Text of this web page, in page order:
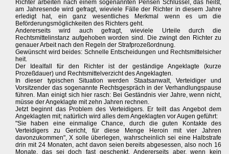
Richter arbeiten nach einem sogenannten Pensen Schlüssel, das heißt,
am Jahresende wird gefragt, wieviele Fälle der Richter in diesem Jahre
erledigt hat, ein ganz wesentliches Merkmal wenn es um die
Beförderungsmöglichkeiten des Richters geht.
Andererseits wird auch gefragt, wieviele Urteile durch die
Rechtsmittelinstanz aufgehoben worden sind. Die zwingt den Richter zu
genauer Arbeit nach den Regeln der Strafprozeßordnung.
Gewünscht wird beides: Schnelle Entscheidungen und Rechtsmittelsicher
heit.
Der Idealfall für den Richter ist der geständige Angeklagte (kurze
Prozeßdauer) und Rechtsmittelverzicht des Angeklagten.
In dieser typischen Situation werden Staatsanwalt, Verteidiger und
Vorsitzender das sogenannte Rechtsgespräch in der Verhandlungspause
führen. Man einigt sich hier rasch: Bei Geständnis vier Jahre, wenn nicht,
müsse der Angeklagte mit zehn Jahren rechnen.
Jetzt beginnt das Problem des Verteidigers. Er teilt das Angebot dem
Angeklagten mit; natürlich wird alles dem Angeklagten vor Augen geführt:
"Sie haben eine einmalige Chance, durch die guten Kontakte des
Verteidigers zu Gericht, für diese Menge Heroin mit vier Jahren
davonzukommen", X solle überlegen, wahrscheinlich sei eine Halbstrafe
drin mit 24 Monaten, acht davon seien bereits abgesessen, also noch 16
Monate, das sei doch fast geschenkt. Andererseits aber, wenn kein